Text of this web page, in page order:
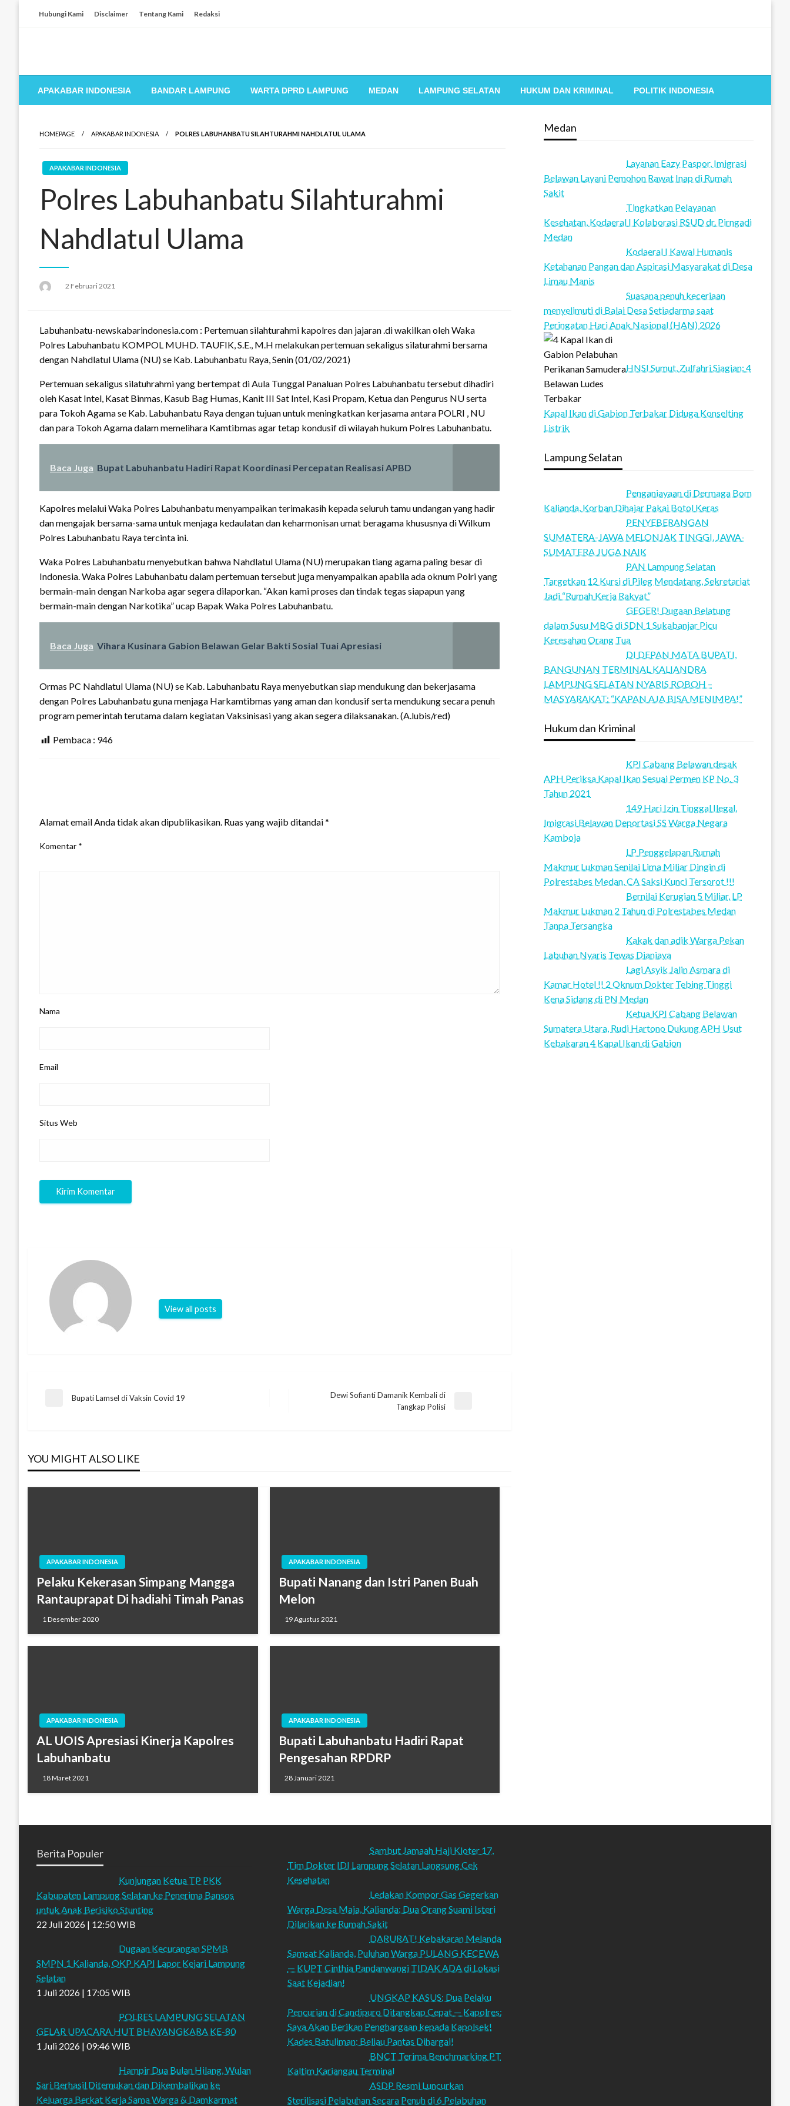
Hubungi Kami Disclaimer Tentang Kami Redaksi
APAKABAR INDONESIA BANDAR LAMPUNG WARTA DPRD LAMPUNG MEDAN LAMPUNG SELATAN HUKUM DAN KRIMINAL POLITIK INDONESIA
HOMEPAGE APAKABAR INDONESIA POLRES LABUHANBATU SILAHTURAHMI NAHDLATUL ULAMA
APAKABAR INDONESIA
Polres Labuhanbatu Silahturahmi
Nahdlatul Ulama
Posted
2 Februari 2021
Labuhanbatu-newskabarindonesia.com : Pertemuan silahturahmi kapolres dan jajaran .di wakilkan oleh Waka
Polres Labuhanbatu KOMPOL MUHD. TAUFIK, S.E., M.H melakukan pertemuan sekaligus silaturahmi bersama
dengan Nahdlatul Ulama (NU) se Kab. Labuhanbatu Raya, Senin (01/02/2021)
Pertemuan sekaligus silatuhrahmi yang bertempat di Aula Tunggal Panaluan Polres Labuhanbatu tersebut dihadiri
oleh Kasat Intel, Kasat Binmas, Kasub Bag Humas, Kanit III Sat Intel, Kasi Propam, Ketua dan Pengurus NU serta
para Tokoh Agama se Kab. Labuhanbatu Raya dengan tujuan untuk meningkatkan kerjasama antara POLRI , NU
dan para Tokoh Agama dalam memelihara Kamtibmas agar tetap kondusif di wilayah hukum Polres Labuhanbatu.
Baca Juga Bupat Labuhanbatu Hadiri Rapat Koordinasi Percepatan Realisasi APBD
Kapolres melalui Waka Polres Labuhanbatu menyampaikan terimakasih kepada seluruh tamu undangan yang hadir
dan mengajak bersama-sama untuk menjaga kedaulatan dan keharmonisan umat beragama khususnya di Wilkum
Polres Labuhanbatu Raya tercinta ini.
Waka Polres Labuhanbatu menyebutkan bahwa Nahdlatul Ulama (NU) merupakan tiang agama paling besar di
Indonesia. Waka Polres Labuhanbatu dalam pertemuan tersebut juga menyampaikan apabila ada oknum Polri yang
bermain-main dengan Narkoba agar segera dilaporkan. “Akan kami proses dan tindak tegas siapapun yang
bermain-main dengan Narkotika” ucap Bapak Waka Polres Labuhanbatu.
Baca Juga Vihara Kusinara Gabion Belawan Gelar Bakti Sosial Tuai Apresiasi
Ormas PC Nahdlatul Ulama (NU) se Kab. Labuhanbatu Raya menyebutkan siap mendukung dan bekerjasama
dengan Polres Labuhanbatu guna menjaga Harkamtibmas yang aman dan kondusif serta mendukung secara penuh
program pemerintah terutama dalam kegiatan Vaksinisasi yang akan segera dilaksanakan. (A.lubis/red)
Pembaca : 946
Alamat email Anda tidak akan dipublikasikan. Ruas yang wajib ditandai*
Komentar *
Nama
Email
Situs Web
View all posts
Navigasi
Previous
Bupati Lamsel di Vaksin Covid 19
Dewi Sofianti Damanik Kembali di
Tangkap Polisi
YOU MIGHT ALSO LIKE
APAKABAR INDONESIA
Pelaku Kekerasan Simpang Mangga
Rantauprapat Di hadiahi Timah Panas
1 Desember 2020
APAKABAR INDONESIA
Bupati Nanang dan Istri Panen Buah
Melon
19 Agustus 2021
APAKABAR INDONESIA
AL UOIS Apresiasi Kinerja Kapolres
Labuhanbatu
18 Maret 2021
APAKABAR INDONESIA
Bupati Labuhanbatu Hadiri Rapat
Pengesahan RPDRP
28 Januari 2021
Medan
Layanan Eazy Paspor, Imigrasi
Belawan Layani Pemohon Rawat Inap di Rumah
Sakit
Tingkatkan Pelayanan
Kesehatan, Kodaeral I Kolaborasi RSUD dr. Pirngadi
Medan‎
Kodaeral I Kawal Humanis
Ketahanan Pangan dan Aspirasi Masyarakat di Desa
Limau Manis
Suasana penuh keceriaan
menyelimuti di Balai Desa Setiadarma saat
Peringatan Hari Anak Nasional (HAN) 2026
HNSI Sumut, Zulfahri Siagian: 4
Kapal Ikan di Gabion Terbakar Diduga Konselting
Listrik
Lampung Selatan
Penganiayaan di Dermaga Bom
Kalianda, Korban Dihajar Pakai Botol Keras
PENYEBERANGAN
SUMATERA-JAWA MELONJAK TINGGI, JAWA-
SUMATERA JUGA NAIK
PAN Lampung Selatan
Targetkan 12 Kursi di Pileg Mendatang, Sekretariat
Jadi “Rumah Kerja Rakyat”
GEGER! Dugaan Belatung
dalam Susu MBG di SDN 1 Sukabanjar Picu
Keresahan Orang Tua
DI DEPAN MATA BUPATI,
BANGUNAN TERMINAL KALIANDRA
LAMPUNG SELATAN NYARIS ROBOH –
MASYARAKAT: “KAPAN AJA BISA MENIMPA!”
Hukum dan Kriminal
KPI Cabang Belawan desak
APH Periksa Kapal Ikan Sesuai Permen KP No. 3
Tahun 2021
149 Hari Izin Tinggal Ilegal,
Imigrasi Belawan Deportasi SS Warga Negara
Kamboja
LP Penggelapan Rumah
Makmur Lukman Senilai Lima Miliar Dingin di
Polrestabes Medan, CA Saksi Kunci Tersorot !!!
Bernilai Kerugian 5 Miliar, LP
Makmur Lukman 2 Tahun di Polrestabes Medan
Tanpa Tersangka
Kakak dan adik Warga Pekan
Labuhan Nyaris Tewas Dianiaya
Lagi Asyik Jalin Asmara di
Kamar Hotel !! 2 Oknum Dokter Tebing Tinggi
Kena Sidang di PN Medan
Ketua KPI Cabang Belawan
Sumatera Utara, Rudi Hartono Dukung APH Usut
Kebakaran 4 Kapal Ikan di Gabion
Berita Populer
Kunjungan Ketua TP PKK
Kabupaten Lampung Selatan ke Penerima Bansos
untuk Anak Berisiko Stunting
22 Juli 2026 | 12:50 WIB
Dugaan Kecurangan SPMB
SMPN 1 Kalianda, OKP KAPI Lapor Kejari Lampung
Selatan
1 Juli 2026 | 17:05 WIB
POLRES LAMPUNG SELATAN
GELAR UPACARA HUT BHAYANGKARA KE-80
1 Juli 2026 | 09:46 WIB
Hampir Dua Bulan Hilang, Wulan
Sari Berhasil Ditemukan dan Dikembalikan ke
Keluarga Berkat Kerja Sama Warga & Damkarmat
Sambut Jamaah Haji Kloter 17,
Tim Dokter IDI Lampung Selatan Langsung Cek
Kesehatan
Ledakan Kompor Gas Gegerkan
Warga Desa Maja, Kalianda: Dua Orang Suami Isteri
Dilarikan ke Rumah Sakit
DARURAT! Kebakaran Melanda
Samsat Kalianda, Puluhan Warga PULANG KECEWA
— KUPT Cinthia Pandanwangi TIDAK ADA di Lokasi
Saat Kejadian!
UNGKAP KASUS: Dua Pelaku
Pencurian di Candipuro Ditangkap Cepat — Kapolres:
Saya Akan Berikan Penghargaan kepada Kapolsek!
Kades Batuliman: Beliau Pantas Dihargai!
BNCT Terima Benchmarking PT
Kaltim Kariangau Terminal
ASDP Resmi Luncurkan
Sterilisasi Pelabuhan Secara Penuh di 6 Pelabuhan